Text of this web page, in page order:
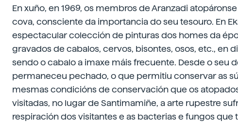
En xuño, en 1969, os membros de Aranzadi
cova, consciente da importancia do seu tesouro. En
espectacular colección de pinturas dos homes da
gravados de cabalos, cervos, bisontes, osos, etc., en
sendo o cabalo a imaxe máis frecuente. Desde o seu
permaneceu pechado, o que permitiu conservar as
mesmas condicións de conservación que os
visitadas, no lugar de Santimamiñe, a arte rupestre
respiración dos visitantes e as bacterias e fungos